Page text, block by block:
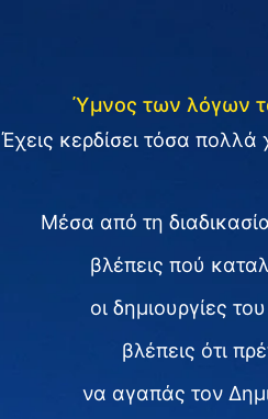
Ύμνος των λόγων
Έχεις κερδίσει τόσα πολλά
Μέσα από τη
βλέπεις πού
οι δημιουργίες
βλέπεις ότι
να αγαπάς τον